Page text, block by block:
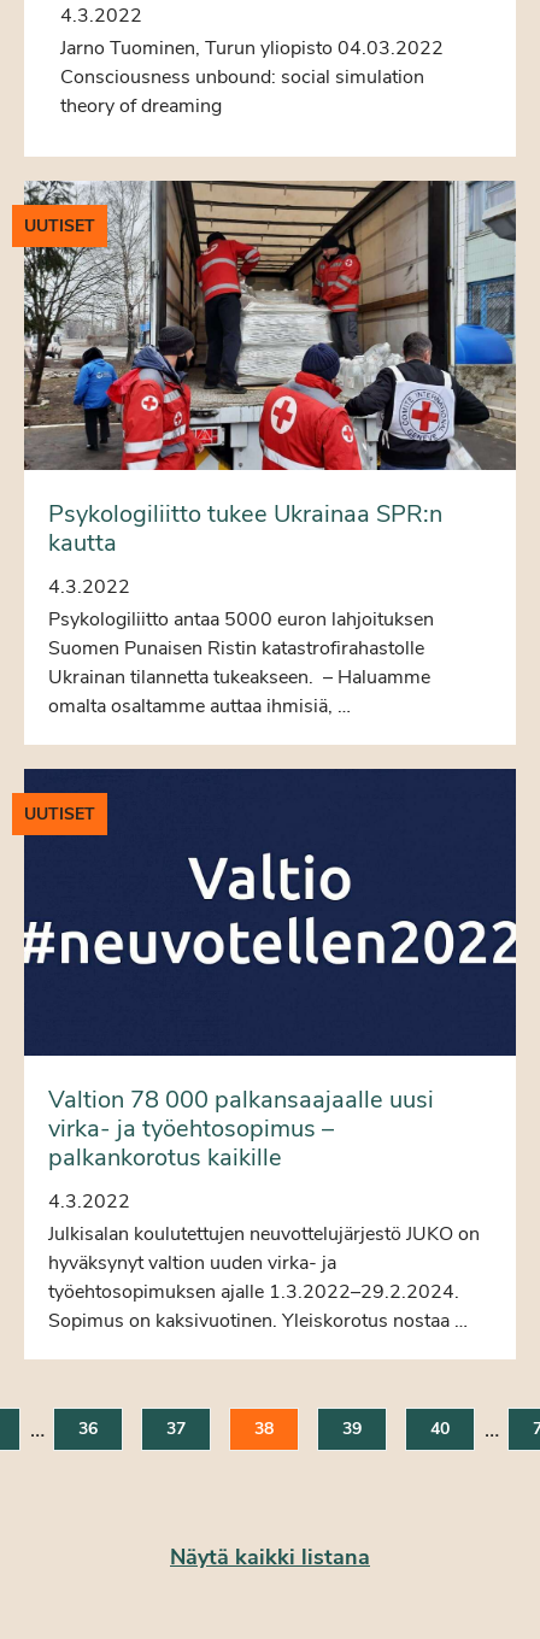
4.3.2022
Jarno Tuominen, Turun yliopisto 04.03.2022
Consciousness unbound: social simulation
theory of dreaming
UUTISET
Psykologiliitto tukee Ukrainaa SPR:n
kautta
4.3.2022
Psykologiliitto antaa 5000 euron lahjoituksen
Suomen Punaisen Ristin katastrofirahastolle
Ukrainan tilannetta tukeakseen. – Haluamme
omalta osaltamme auttaa ihmisiä, …
UUTISET
Valtion 78 000 palkansaajaalle uusi
virka- ja työehtosopimus –
palkankorotus kaikille
4.3.2022
Julkisalan koulutettujen neuvottelujärjestö JUKO on
hyväksynyt valtion uuden virka- ja
työehtosopimuksen ajalle 1.3.2022–29.2.2024.
Sopimus on kaksivuotinen. Yleiskorotus nostaa …
… 36 37 38 39 40 …
Näytä kaikki listana